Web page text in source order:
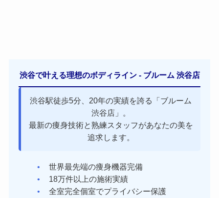
渋谷で叶える理想のボディライン - ブルーム 渋谷店
渋谷駅徒歩5分、20年の実績を誇る「ブルーム
渋谷店」。
最新の痩身技術と熟練スタッフがあなたの美を
追求します。
世界最先端の痩身機器完備
18万件以上の施術実績
全室完全個室でプライバシー保護